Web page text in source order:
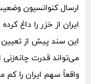
ارسال کنوانسیون
ایران از خزر را داغ
این سند پیش از
می‌تواند قدرت چانه‌زنی
واقعاً سهم ایران را کم